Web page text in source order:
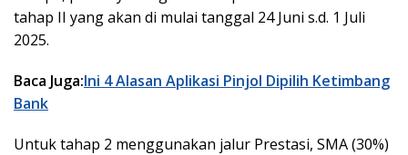
tahap II yang akan di mulai tanggal 24 Juni s.d. 1 Juli
2025.
Baca Juga:Ini 4 Alasan Aplikasi Pinjol Dipilih Ketimbang
Bank
Untuk tahap 2 menggunakan jalur Prestasi, SMA (30%)